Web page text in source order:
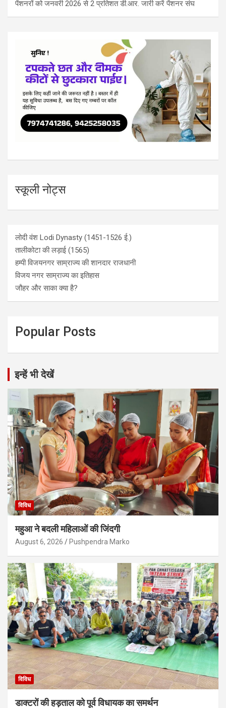
पेंशनरों को जनवरी 2026 से 2 प्रतिशत डी.आर. जारी करें पेंशनर संघ
स्कूली नोट्स
लोदी वंश Lodi Dynasty (1451-1526 ई.)
तालीकोटा की लड़ाई (1565)
हम्पी विजयनगर साम्राज्य की शानदार राजधानी
विजय नगर साम्राज्य का इतिहास
जौहर और साका क्या है?
Popular Posts
इन्हें भी देखें
विविध
महुआ ने बदली महिलाओं की जिंदगी
August 6, 2026 Pushpendra Marko
विविध
डाक्टरों की हड़ताल को पूर्व विधायक का समर्थन